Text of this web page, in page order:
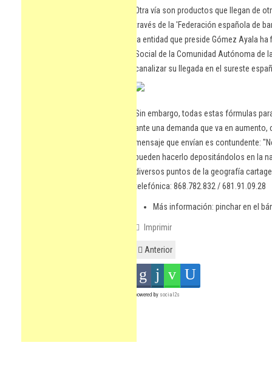
Otra vía son productos que llegan de
través de la 'Federación española de
la entidad que preside Gómez Ayala
Social de la Comunidad Autónoma de
canalizar su llegada en el sureste
Sin embargo, todas estas fórmulas
ante una demanda que va en
mensaje que envían es contundente:
pueden hacerlo depositándolos en la
diversos puntos de la geografía
telefónica: 868.782.832 / 681.91.09.28
Más información: pinchar en el
Imprimir
Anterior
powered by social2s